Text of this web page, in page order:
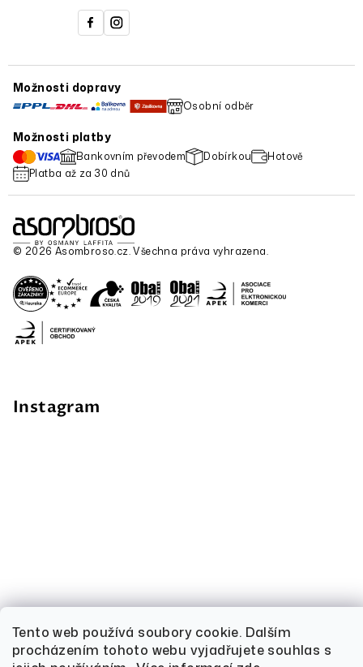
Tento web používá soubory cookie. Dalším
procházením tohoto webu vyjadřujete souhlas s
Možnosti dopravy
Osobní odběr
Možnosti platby
Bankovním převodem Dobírkou
Hotově
Platba až za 30 dnů
© 2026 Asombroso.cz. Všechna práva vyhrazena.
Instagram